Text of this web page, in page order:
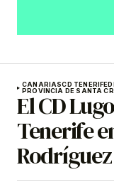
CANARIASCD TENERIFE
PROVINCIA DE SANTA
El CD
Tenerife